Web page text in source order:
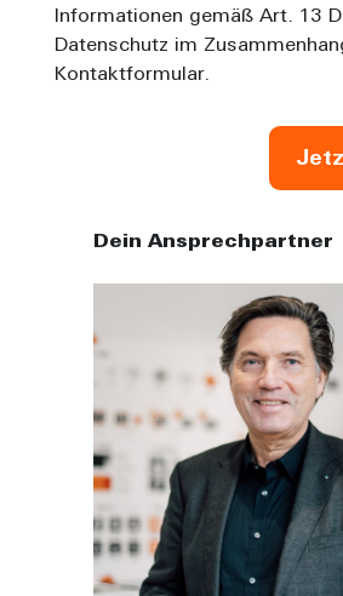
Informationen gemäß Art. 13
Datenschutz im
Kontaktformular.
Dein Ansprechpartner